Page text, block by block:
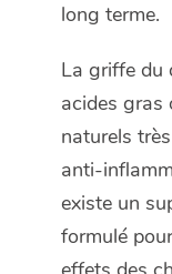
long terme.
La griffe du
acides gras
naturels
anti-
existe un
formulé